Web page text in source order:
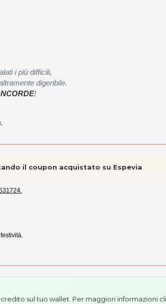
i più difficili,
digeribile.
!
il coupon acquistato su Espevia
sul tuo wallet. Per maggiori informazioni